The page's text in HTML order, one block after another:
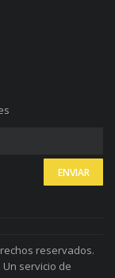
reservados.
servicio de